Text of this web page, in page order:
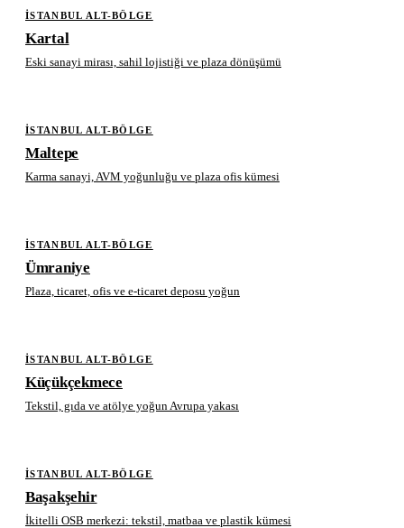
İSTANBUL ALT-BÖLGE
Kartal
Eski sanayi mirası, sahil lojistiği ve plaza dönüşümü
İSTANBUL ALT-BÖLGE
Maltepe
Karma sanayi, AVM yoğunluğu ve plaza ofis kümesi
İSTANBUL ALT-BÖLGE
Ümraniye
Plaza, ticaret, ofis ve e-ticaret deposu yoğun
İSTANBUL ALT-BÖLGE
Küçükçekmece
Tekstil, gıda ve atölye yoğun Avrupa yakası
İSTANBUL ALT-BÖLGE
Başakşehir
İkitelli OSB merkezi: tekstil, matbaa ve plastik kümesi